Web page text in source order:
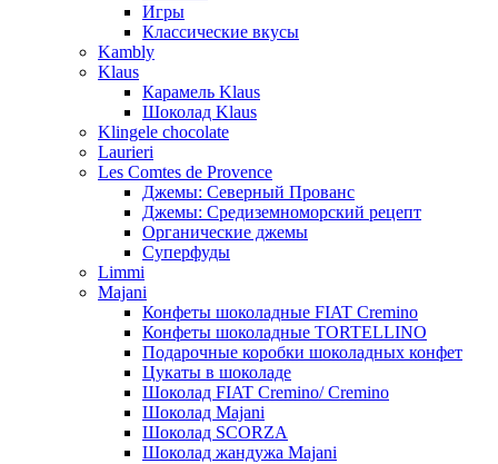
Игры
Классические вкусы
Kambly
Klaus
Карамель Klaus
Шоколад Klaus
Klingele chocolate
Laurieri
Les Comtes de Provence
Джемы: Северный Прованс
Джемы: Средиземноморский рецепт
Органические джемы
Суперфуды
Limmi
Majani
Конфеты шоколадные FIAT Cremino
Конфеты шоколадные TORTELLINO
Подарочные коробки шоколадных конфет
Цукаты в шоколаде
Шоколад FIAT Cremino/ Cremino
Шоколад Majani
Шоколад SCORZA
Шоколад жандужа Majani